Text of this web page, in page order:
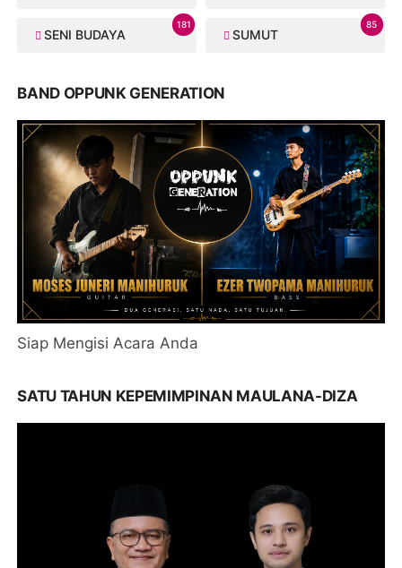
SENI BUDAYA
181
SUMUT
85
BAND OPPUNK GENERATION
Siap Mengisi Acara Anda
SATU TAHUN KEPEMIMPINAN MAULANA-DIZA